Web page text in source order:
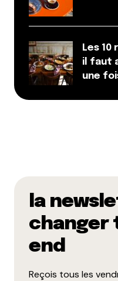
Dis-nous tout*
E-mail*
Enregistrer mon nom,
navigateur pour mon
Les
il faut
une
la
changer
end
Reçois tous les